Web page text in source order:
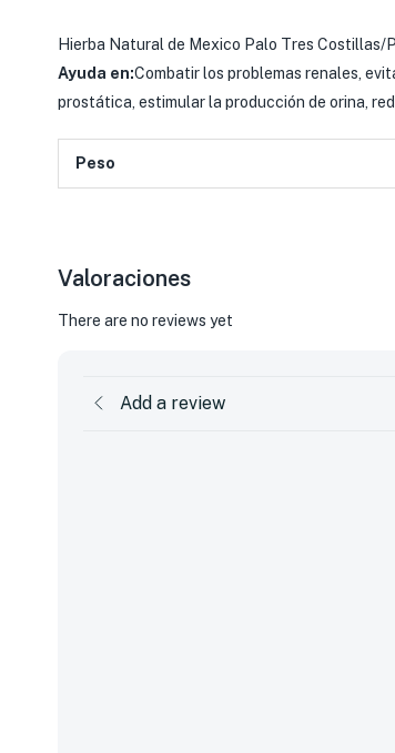
Hierba Natural de Mexico Palo Tres Costillas/
Ayuda en:Combatir los problemas renales,
prostática, estimular la producción de orina,
Peso
Valoraciones
There are no reviews yet
Add a review